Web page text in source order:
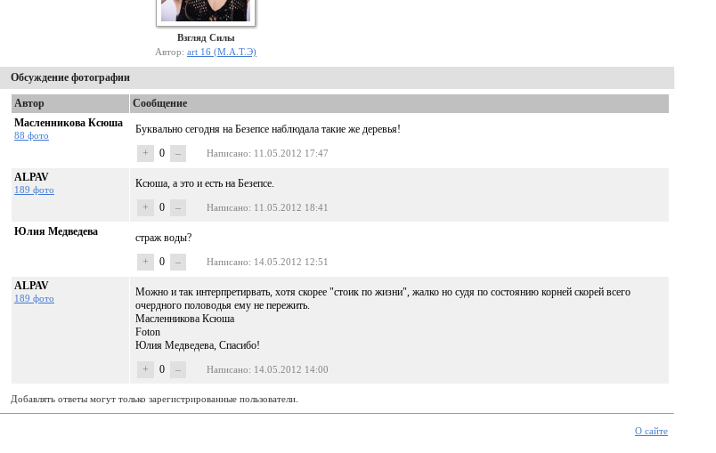
Взгляд Силы
Автор: art 16 (М.А.Т.Э)
Обсуждение фотографии
Автор
Сообщение
Масленникова Ксюша
88 фото
Буквально сегодня на Безепсе наблюдала такие же деревья!
+
0 – Написано: 11.05.2012 17:47
ALPAV
189 фото
Ксюша, а это и есть на Безепсе.
+
0 – Написано: 11.05.2012 18:41
Юлия Медведева
страж воды?
+
0 – Написано: 14.05.2012 12:51
ALPAV
189 фото
Можно и так интерпретирвать, хотя скорее "стоик по жизни", жалко но судя по состоянию корней скорей всего
очердного половодья ему не пережить.
Масленникова Ксюша
Foton
Юлия Медведева, Спасибо!
+
0 – Написано: 14.05.2012 14:00
Добавлять ответы могут только зарегистрированные пользователи.
О сайте